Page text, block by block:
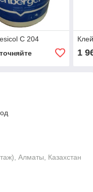
C 204
1
Алматы, Казахстан